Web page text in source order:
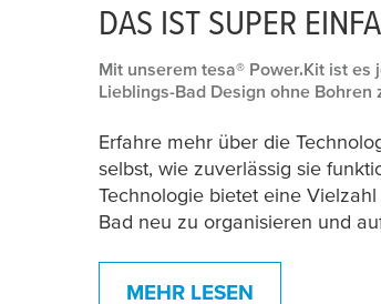
DAS IST SUPER
Mit unserem tesa® Power.Kit ist es
Lieblings-Bad Design ohne Bohren
Erfahre mehr über die
selbst, wie zuverlässig sie
Technologie bietet eine
Bad neu zu organisieren und
MEHR LESEN